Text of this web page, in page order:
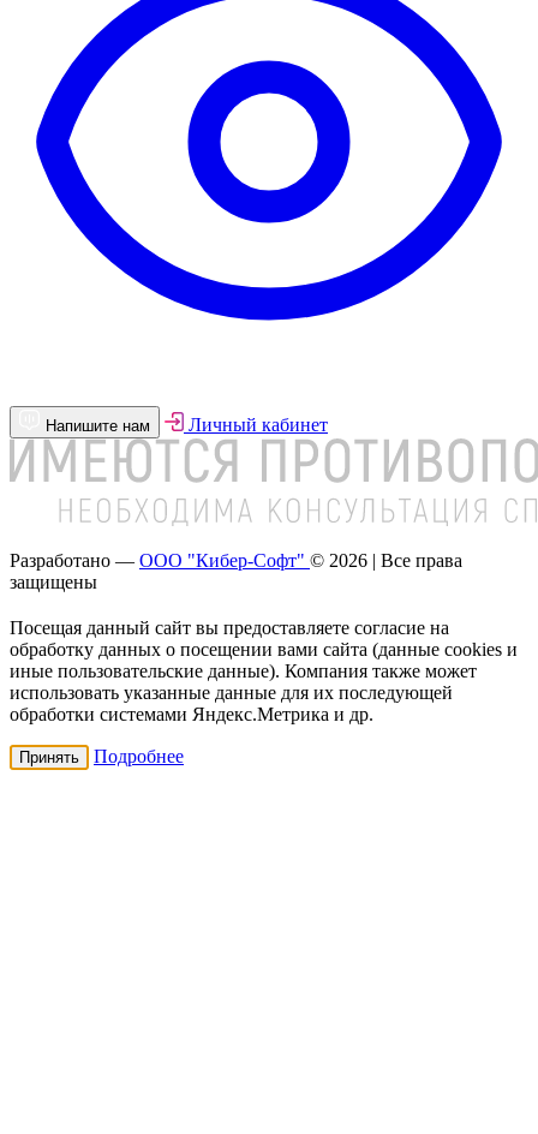
Напишите нам Личный кабинет
Разработано — ООО "Кибер-Софт" © 2026 | Все права
защищены
Посещая данный сайт вы предоставляете согласие на
обработку данных о посещении вами сайта (данные cookies и
иные пользовательские данные). Компания также может
использовать указанные данные для их последующей
обработки системами Яндекс.Метрика и др.
Принять Подробнее